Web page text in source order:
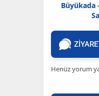
Büyükada
Henüz yorum